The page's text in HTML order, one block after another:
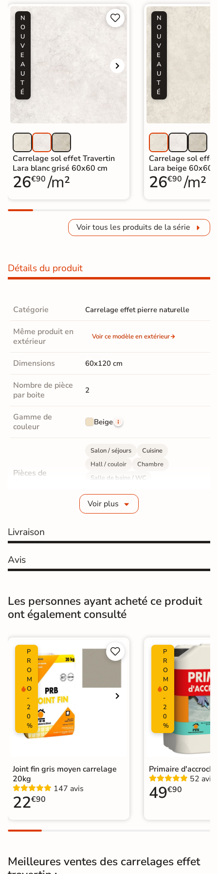
N
O
U
V
E
A
U
T
É


Carrelage sol effet Travertin
Lara blanc grisé 60x60 cm
26€90 /m²
N
O
U
V
E
A
U
T
É
Carrelage sol
Lara beige 60x60
26€90 /m²
Voir tous les produits de la série
Détails du produit
Catégorie Carrelage effet pierre naturelle
Même produit en
extérieur
Voir ce modèle en extérieur
Dimensions 60x120 cm
Nombre de pièce
par boite
2
Gamme de
couleur
Beige
Pièces de
Salon / séjours
Cuisine
Hall / couloir
Chambre
Salle de bains / WC
Sol intérieur
Fabrication
Résistance à
Masse colorée Non
Finition Mate
Surface
Nombres de
tampons
Résistant au Gel
Plancher
Chauffant
Conditionnement
Choix
Voir plus
Livraison
Avis
Les personnes ayant acheté ce produit
ont également consulté
P
R
O
M
O
-
2
0
%


Joint fin gris moyen carrelage
20kg
147 avis
22€90
P
R
O
M
O
-
2
0
%
Primaire
52 avis
49€90
Meilleures ventes des carrelages effet